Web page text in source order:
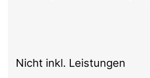
Nicht inkl. Leistungen